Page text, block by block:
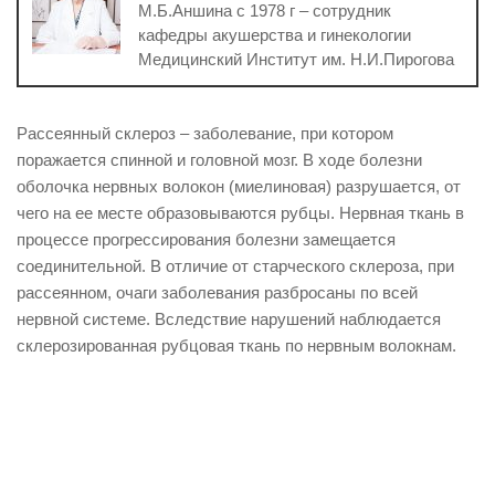
М.Б.Аншина с 1978 г – сотрудник
кафедры акушерства и гинекологии
Медицинский Институт им. Н.И.Пирогова
Рассеянный склероз – заболевание, при котором
поражается спинной и головной мозг. В ходе болезни
оболочка нервных волокон (миелиновая) разрушается, от
чего на ее месте образовываются рубцы. Нервная ткань в
процессе прогрессирования болезни замещается
соединительной. В отличие от старческого склероза, при
рассеянном, очаги заболевания разбросаны по всей
нервной системе. Вследствие нарушений наблюдается
склерозированная рубцовая ткань по нервным волокнам.